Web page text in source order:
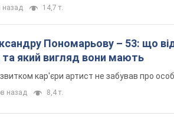
назад 14,7 т.
Пономарьову – 53: що
та який вигляд вони мають
кар'єри артист не забував про
назад 8,4 т.